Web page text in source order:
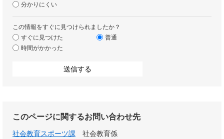
分かりにくい
この情報をすぐに見つけられましたか？
すぐに見つけた
普通
時間がかかった
このページに関するお問い合わせ先
社会教育スポーツ課
社会教育係